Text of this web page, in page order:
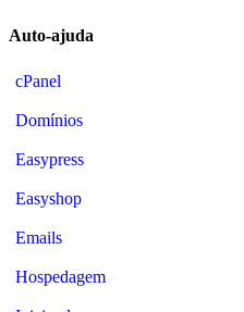
Auto-ajuda
cPanel
Domínios
Easypress
Easyshop
Emails
Hospedagem